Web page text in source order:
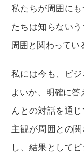
私たちが周囲に
たちは知らない
周囲と関わってい
私には今も、ビ
よいか、明確に答
んとの対話を通
主観が周囲との
し、結果として